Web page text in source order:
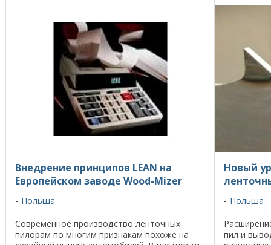
Внедрение принципов LEAN на
Европейском заводе Wood-Mizer
Польша
Современное производство ленточных
пилорам по многим признакам похоже на
Новый
Польша
пил и